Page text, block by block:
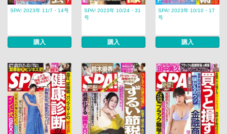
SPA! 2023年 11/7・14号
購入
SPA! 2023年 10/24・31
号
購入
SPA! 2023年 10/10・17
号
購入